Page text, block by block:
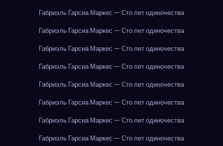
Габриэль Гарсиа Маркес — Сто лет одиночества
Габриэль Гарсиа Маркес — Сто лет одиночества
Габриэль Гарсиа Маркес — Сто лет одиночества
Габриэль Гарсиа Маркес — Сто лет одиночества
Габриэль Гарсиа Маркес — Сто лет одиночества
Габриэль Гарсиа Маркес — Сто лет одиночества
Габриэль Гарсиа Маркес — Сто лет одиночества
Габриэль Гарсиа Маркес — Сто лет одиночества